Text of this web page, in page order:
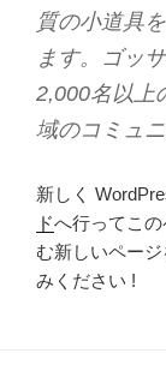
質の小道具
ます。ゴッ
2,000名以上
域のコミュ
新しく
ドへ行ってこ
む新しいペー
みください !